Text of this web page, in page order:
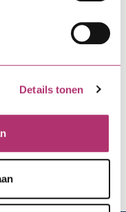
Details tonen
gemeente